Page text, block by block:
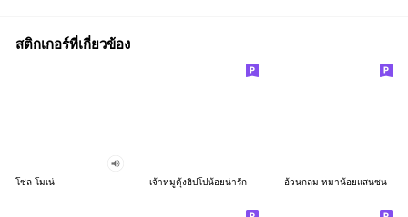
สติกเกอร์ที่เกี่ยวข้อง
โซล โมเน่ เจ้าหมูดุ้งฮิปโปน้อยน่ารัก อ้วนกลม หมาน้อยแสนซน